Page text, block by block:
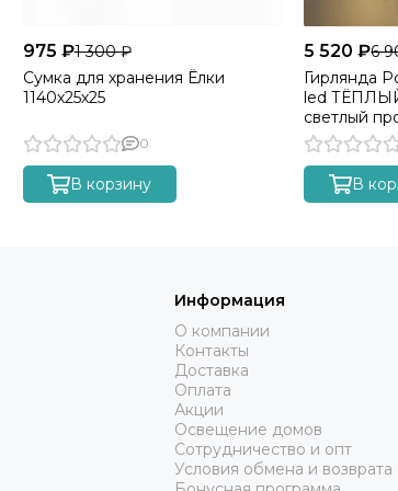
975 ₽1 300 ₽
Сумка для хранения Ёлки
1140х25х25
0
В корзину
5 520 ₽6
Гирлянда
led
светлый
В
Информация
О компании
Контакты
Доставка
Оплата
Акции
Освещение домов
Сотрудничество и опт
Условия обмена и возврата